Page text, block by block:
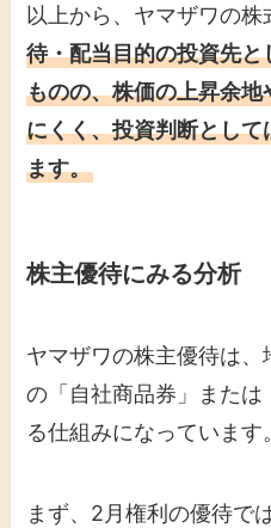
以上から、ヤマザワの株
待・配当目的の投資先
ものの、株価の上昇余
にくく、投資判断とし
ます。
株主優待にみる分析
ヤマザワの株主優待は
の「自社商品券」また
る仕組みになっています。
まず、2月権利の優待で